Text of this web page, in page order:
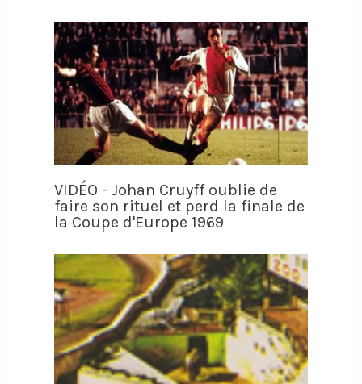
VIDÉO - Johan Cruyff oublie de
faire son rituel et perd la finale de
la Coupe d'Europe 1969